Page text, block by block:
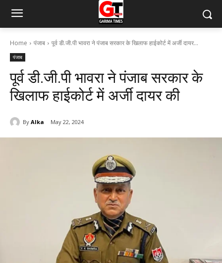
Home पंजाब पूर्व डी.जी.पी भावरा ने पंजाब सरकार के खिलाफ हाईकोर्ट में अर्जी दायर...
पंजाब
पूर्व डी.जी.पी भावरा ने पंजाब सरकार के
खिलाफ हाईकोर्ट में अर्जी दायर की
By Alka May 22, 2024